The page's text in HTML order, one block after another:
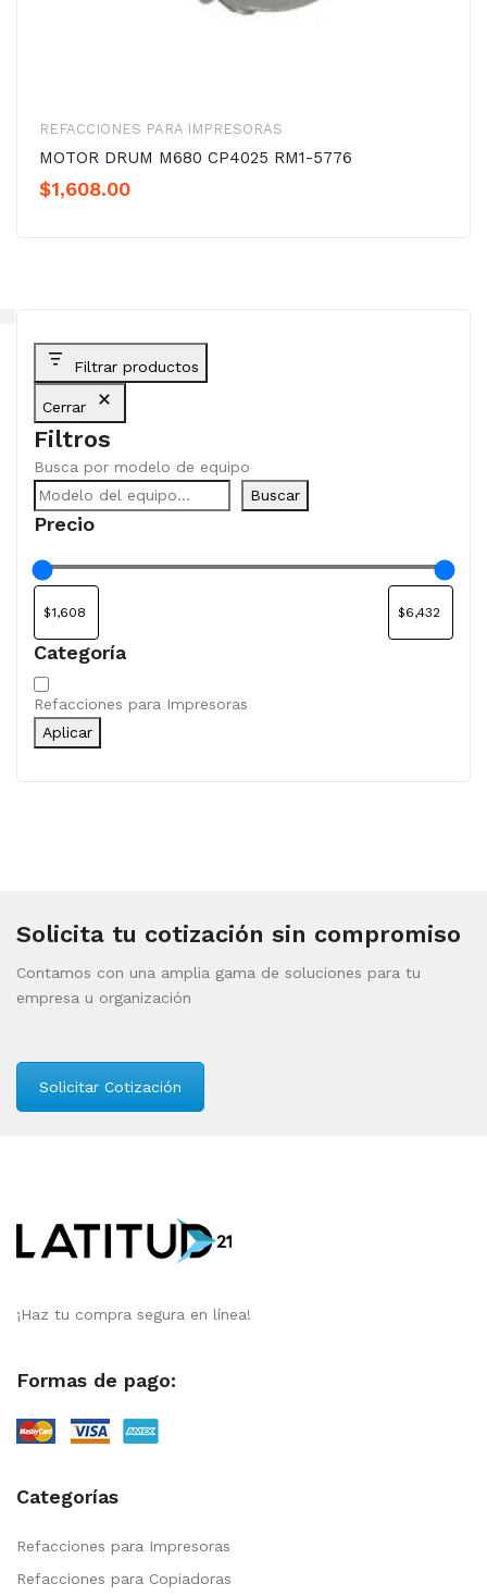
REFACCIONES PARA IMPRESORAS
MOTOR DRUM M680 CP4025 RM1-5776
$1,608.00
Filtrar productos
Cerrar
Filtros
Busca por modelo de equipo
Buscar
Precio
Categoría
Categoría
Refacciones para Impresoras
Aplicar
Solicita tu cotización sin compromiso
Contamos con una amplia gama de soluciones para tu
empresa u organización
Solicitar Cotización
¡Haz tu compra segura en línea!
Formas de pago:
Categorías
Refacciones para Impresoras
Refacciones para Copiadoras